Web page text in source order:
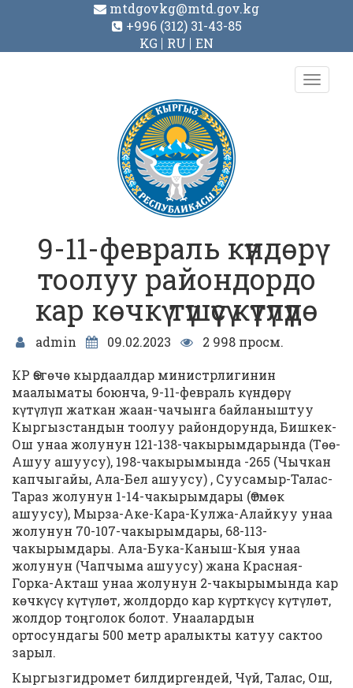
mtdgovkg@mtd.gov.kg
+996 (312) 31-43-85
KG
RU EN
Toggle
9-11-февраль күндөрү
тоолуу райондордо
кар көчкү түшүүсү күтүлүүдө
admin 09.02.2023
2 998 просм.
КР Өзгөчө кырдаалдар министрлигинин
маалыматы боюнча, 9-11-февраль күндөрү
күтүлүп жаткан жаан-чачынга байланыштуу
Кыргызстандын тоолуу райондорунда, Бишкек-
Ош унаа жолунун 121-138-чакырымдарында (Төө-
Ашуу ашуусу), 198-чакырымында -265 (Чычкан
капчыгайы, Ала-Бел ашуусу) , Суусамыр-Талас-
Тараз жолунун 1-14-чакырымдары (Өтмөк
ашуусу), Мырза-Аке-Кара-Кулжа-Алайкуу унаа
жолунун 70-107-чакырымдары, 68-113-
чакырымдары. Ала-Бука-Каныш-Кыя унаа
жолунун (Чапчыма ашуусу) жана Красная-
Горка-Акташ унаа жолунун 2-чакырымында кар
көчкүсү күтүлөт, жолдордо кар күрткүсү күтүлөт,
жолдор тоңголок болот. Унаалардын
ортосундагы 500 метр аралыкты катуу сактоо
зарыл.
Кыргызгидромет билдиргендей, Чүй, Талас, Ош,